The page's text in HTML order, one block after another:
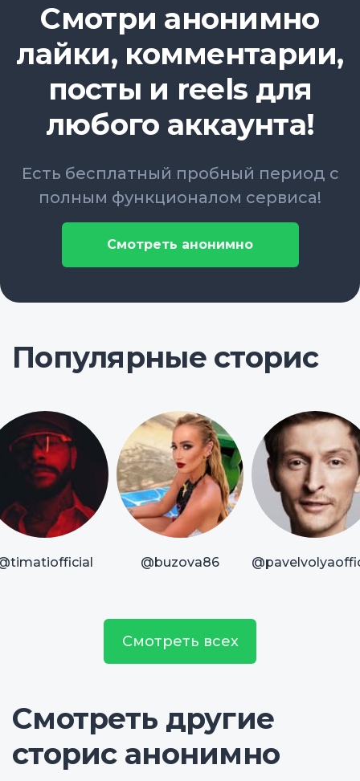
Смотри анонимно
лайки, комментарии,
посты и reels для
любого аккаунта!
Есть бесплатный пробный период с
полным функционалом сервиса!
Смотреть анонимно
Популярные сторис
@buzova86
Смотреть всех
Смотреть другие
сторис анонимно